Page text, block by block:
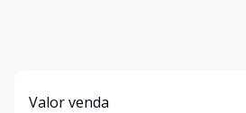
Valor venda